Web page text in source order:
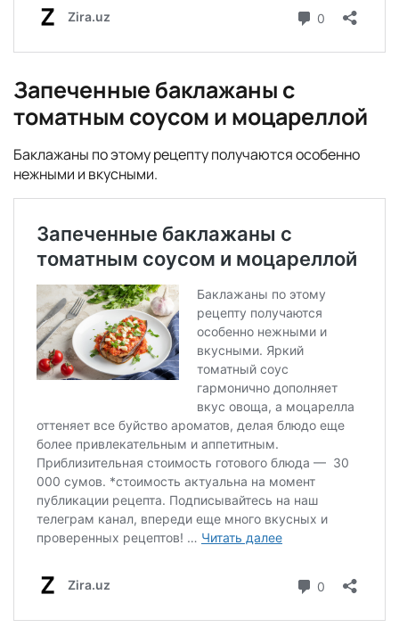
Запеченные баклажаны с
томатным соусом и моцареллой
Баклажаны по этому рецепту получаются особенно
нежными и вкусными.